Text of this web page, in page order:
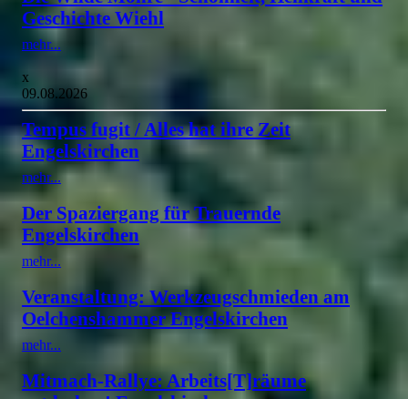
Geschichte Wiehl
mehr...
x
09.08.2026
Tempus fugit / Alles hat ihre Zeit
Engelskirchen
mehr...
Der Spaziergang für Trauernde
Engelskirchen
mehr...
Veranstaltung: Werkzeugschmieden am
Oelchenshammer Engelskirchen
mehr...
Mitmach-Rallye: Arbeits[T]räume